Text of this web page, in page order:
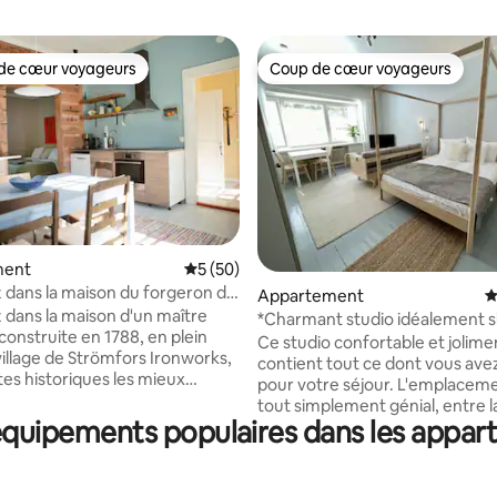
base de 246 commentaires : 4,82 sur 5
cœur voyageurs les plus appréciés
cœur voyageurs
Évaluation moyenne sur la base de 50
5 (50)
dans la maison du forgeron de
dans la maison d'un maître
en 1788, en plein
de Strömfors Ironworks,
historiques les mieux
un appartement privé dans
nous vous offrons non
Coup de cœur voyageurs
Coup de cœur voyageurs
Appartement
*Charmant studio idéalement
Ce studio confortable et
contient tout ce dont vous
pour votre séjour.
tout simplement génial, entre
et le marché, tous deux à
minutes à pied. La vue depuis
populaires dans les